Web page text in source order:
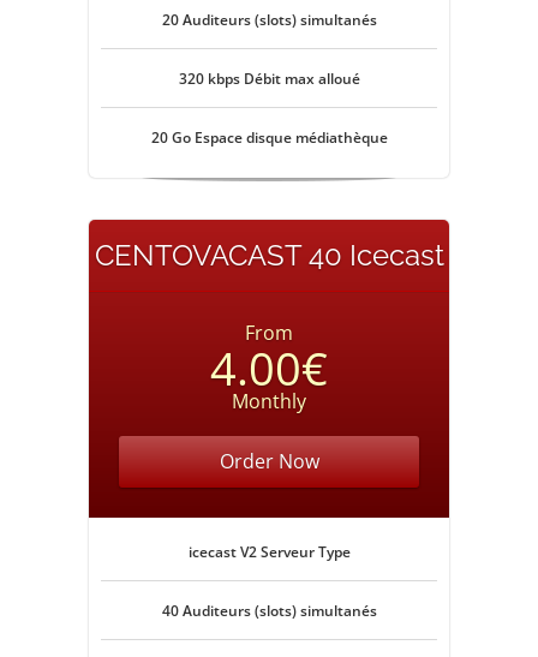
20 Auditeurs (slots) simultanés
320 kbps Débit max alloué
20 Go Espace disque médiathèque
CENTOVACAST 40 Icecast
From
4.00€
Monthly
Order Now
icecast V2 Serveur Type
40 Auditeurs (slots) simultanés